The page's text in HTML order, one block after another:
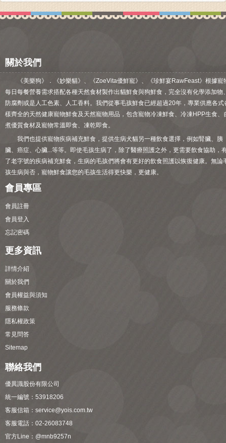
關於我們
《美樂狗》．《妙樂貓》、《ZoeVita優鮮寵》、《珍鮮宴RawFeast》根據寵
每日每餐營養需求搭配各種天然食材製作出貓鮮食與狗鮮食，完全沒有化學添加物
防腐劑或是人工色素、人工香料。我們從事毛孩鮮食已經超過20年，專業供應各式
樣齊全的天然健康寵物鮮食及天然寵物用品，包含寵物冷凍鮮食、冷凍HPP生食、
煮優質食材及寵物常溫即食、凍乾即食。
我們也提供寵物疾病補充鮮食，提供生病犬貓另一種飲食選擇，例如腎臟、胰
臟、癌症、心臟...等等。即使毛孩生病了，除了醫療照護之外，更需要飲食協助，
了老字號的疾病補充鮮食，生病的毛孩們將會有更好的飲食照護以恢復健康。無論
孩生病與否，寵物鮮食讓您的毛孩生活得更快樂，更健康。
會員專區
會員註冊
會員登入
忘記密碼
更多資訊
詳情介紹
關於我們
會員權益與須知
服務條款
隱私權政策
常見問答
Sitemap
聯絡我們
優異識股份有限公司
統一編號：53918206
客服信箱： service@yois.com.tw
客服電話：02-26083748
官方Line： @mnb9257n